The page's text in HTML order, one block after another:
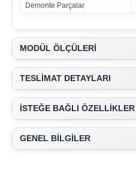
Demonte Parçalar
MODÜL ÖLÇÜLERİ
TESLİMAT DETAYLARI
İSTEĞE BAĞLI ÖZELLİKLER
GENEL BİLGİLER